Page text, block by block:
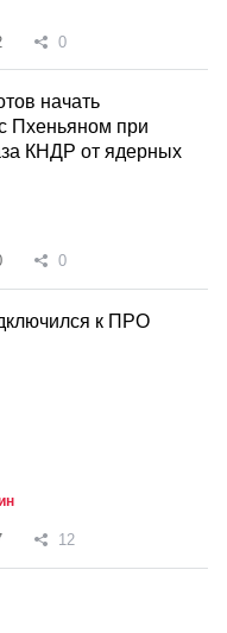
0
начать
Пхеньяном при
КНДР от ядерных
0
к ПРО
12